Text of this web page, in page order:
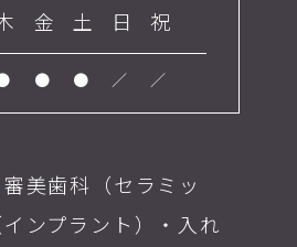
金 土 日 祝
● ● ／ ／
美歯科（セラミッ
ンプラント）・入れ